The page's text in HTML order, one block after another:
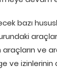
bazı
ve
ve izinlerinin